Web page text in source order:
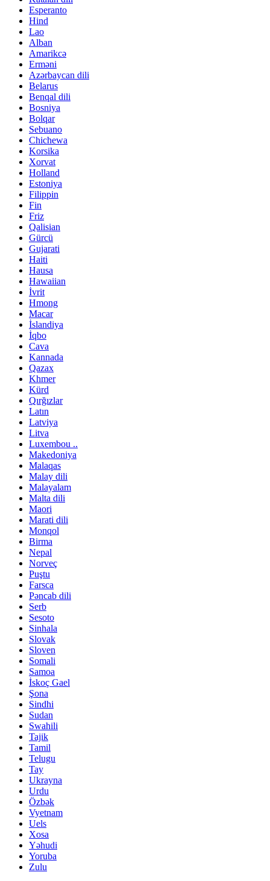
Esperanto
Hind
Lao
Alban
Amarikcə
Erməni
Azərbaycan dili
Belarus
Benqal dili
Bosniya
Bolqar
Sebuano
Chichewa
Korsika
Xorvat
Holland
Estoniya
Filippin
Fin
Friz
Qalisian
Gürcü
Gujarati
Haiti
Hausa
Hawaiian
İvrit
Hmong
Macar
İslandiya
İqbo
Cava
Kannada
Qazax
Khmer
Kürd
Qırğızlar
Latın
Latviya
Litva
Luxembou ..
Makedoniya
Malaqas
Malay dili
Malayalam
Malta dili
Maori
Marati dili
Monqol
Birma
Nepal
Norveç
Puştu
Farsca
Pəncab dili
Serb
Sesoto
Sinhala
Slovak
Sloven
Somali
Samoa
İskoç Gael
Şona
Sindhi
Sudan
Swahili
Tajik
Tamil
Telugu
Tay
Ukrayna
Urdu
Özbək
Vyetnam
Uels
Xosa
Yəhudi
Yoruba
Zulu